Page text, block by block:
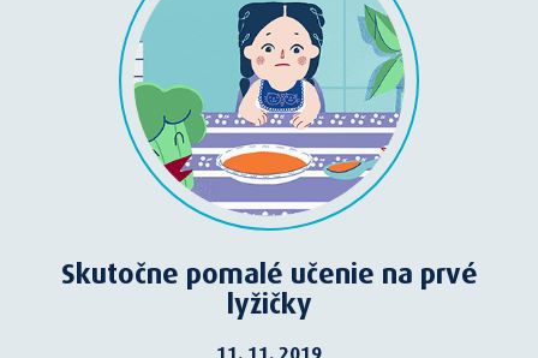
Skutočne pomalé učenie na prvé
lyžičky